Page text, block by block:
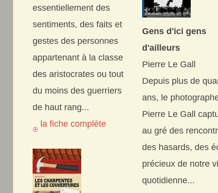
essentiellement des
sentiments, des faits et
gestes des personnes
appartenant à la classe
des aristocrates ou tout
du moins des guerriers
de haut rang...
la fiche complète
Gens d'ici gens
d'ailleurs
Pierre Le Gall
Depuis plus de
ans, le
Pierre Le Gall
au gré des
des hasards, des
précieux de notre
quotidienne...